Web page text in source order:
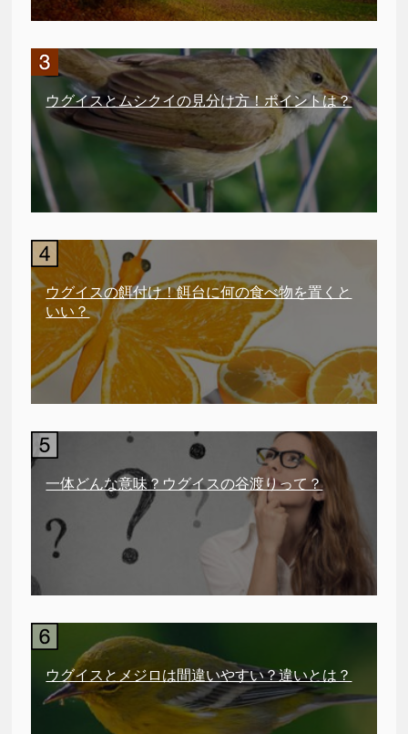
ウグイスとムシクイの見分け方！ポイントは？
ウグイスの餌付け！餌台に何の食べ物を置くと
いい？
一体どんな意味？ウグイスの谷渡りって？
ウグイスとメジロは間違いやすい？違いとは？